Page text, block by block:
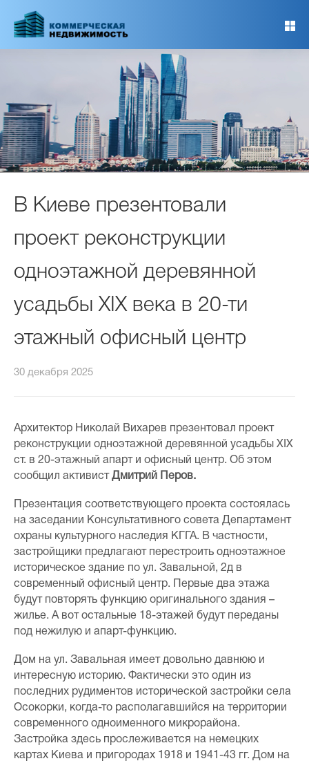
основному
В Киеве презентовали
проект реконструкции
одноэтажной деревянной
усадьбы ХІХ века в 20-ти
этажный офисный центр
30 декабря 2025
Архитектор Николай Вихарев презентовал проект
реконструкции одноэтажной деревянной усадьбы ХІХ
ст. в 20-этажный апарт и офисный центр. Об этом
сообщил активист Дмитрий Перов.
Презентация соответствующего проекта состоялась
на заседании Консультативного совета Департамент
охраны культурного наследия КГГА. В частности,
застройщики предлагают перестроить одноэтажное
историческое здание по ул. Завальной, 2д в
современный офисный центр. Первые два этажа
будут повторять функцию оригинального здания –
жилье. А вот остальные 18-этажей будут переданы
под нежилую и апарт-функцию.
Дом на ул. Завальная имеет довольно давнюю и
интересную историю. Фактически это один из
последних рудиментов исторической застройки села
Осокорки, когда-то располагавшийся на территории
современного одноименного микрорайона.
Застройка здесь прослеживается на немецких
картах Киева и пригородах 1918 и 1941-43 гг. Дом на